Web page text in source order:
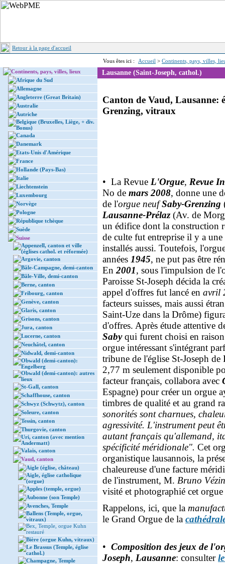
Retour à la page d'accueil
Vous êtes ici : Accueil > Continents, pays, villes,
Continents, pays, villes, lieux
Afrique du Sud
Allemagne
Angleterre (Great Britain)
Australie
Autriche
Belgique (Bruxelles, Liège, + div.
Bonus)
Canada
Danemark
Etats-Unis d'Amérique
France
Hollande (Pays-Bas)
Italie
Liechtenstein
Luxembourg
Norvège
Pologne
République tchèque
Suède
Suisse
Appenzell, canton et ville
(églises cathol. et réformée)
Argovie, canton
Bâle-Campagne, demi-canton
Bâle-Ville, demi-canton
Berne, canton
Fribourg, canton
Genève, canton
Glaris, canton
Grisons, canton
Jura, canton
Lucerne, canton
Neuchâtel, canton
Nidwald, demi-canton
Obwald (demi-canton):
Engelberg
Obwald (demi-canton): autres
lieux
St-Gall, canton
Schaffhouse, canton
Schwyz (Schwytz), canton
Soleure, canton
Tessin, canton
Thurgovie, canton
Uri, canton (avec mention
Andermatt)
Valais, canton
Vaud, canton
Aigle (église, château)
Aigle, église catholique
(orgue)
Apples (temple, orgue)
Aubonne (son Temple)
Avenches, Temple
Ballens (Temple, orgue,
vitraux)
Bex, Temple, orgue Kuhn
restauré
Bière (orgue Kuhn, vitraux)
Le Brassus (Temple, église
cathol.)
Champagne, Temple
Lausanne (Saint-Joseph, cathol.)
Canton de Vaud, Lausanne:
Grenzing, vitraux
• La Revue L'Orgue, Revue
No de mars 2008, donne une
de l'orgue neufSaby-Grenzing
Lausanne-Prélaz(Av. de
un édifice dont la construction
de culte fut entreprise il y a
installés aussi. Toutefois,
années 1945, ne put pas être
En 2001, sous l'impulsion de
Paroisse St-Joseph décida la
appel d'offres fut lancé en avril
facteurs suisses, mais aussi
Saint-Uze dans la Drôme)
d'offres. Après étude attentive
Sabyqui furent choisi en
orgue intéressant s'intégrant
tribune de l'église St-Joseph de
2,77 m seulement disponible
facteur français, collabora avec
Espagne) pour créer un orgue
timbres de qualité et au grand
sonorités sont charnues,
agressivité. L'instrument peut
autant français qu'allemand,
spécificité méridionale". Cet
organistique lausannois, la
chaleureuse d'une facture
de l'instrument, M. Bruno
visité et photographié cet
Rappelons, ici, que la
le Grand Orgue de la
• Composition des jeux de
Joseph, Lausanne: consulter